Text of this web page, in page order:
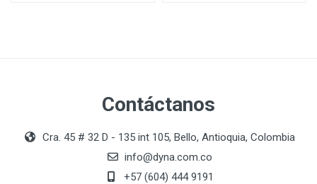
Contáctanos
Cra. 45 # 32 D - 135 int 105, Bello, Antioquia, Colombia
info@dyna.com.co
+57 (604) 444 9191